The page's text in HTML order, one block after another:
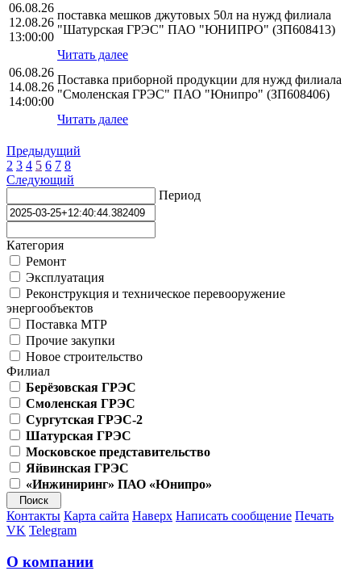
06.08.26
12.08.26
13:00:00
поставка мешков джутовых 50л на нужд филиала
"Шатурская ГРЭС" ПАО "ЮНИПРО" (ЗП608413)
Читать далее
06.08.26
14.08.26
14:00:00
Поставка приборной продукции для нужд филиала
"Смоленская ГРЭС" ПАО "Юнипро" (ЗП608406)
Читать далее
Предыдущий
2 3 4 5 6 7 8
Следующий
Период
Категория
Ремонт
Эксплуатация
Реконструкция и техническое перевооружение
энергообъектов
Поставка МТР
Прочие закупки
Новое строительство
Филиал
Берёзовская ГРЭС
Смоленская ГРЭС
Сургутская ГРЭС-2
Шатурская ГРЭС
Московское представительство
Яйвинская ГРЭС
«Инжиниринг» ПАО «Юнипро»
Контакты Карта сайта Наверх Написать сообщение Печать
VK Telegram
О компании